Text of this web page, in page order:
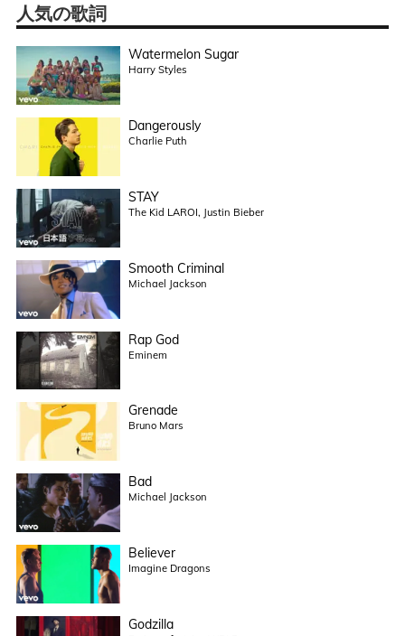
人気の歌詞
Watermelon Sugar
Harry Styles
Dangerously
Charlie Puth
STAY
The Kid LAROI, Justin Bieber
Smooth Criminal
Michael Jackson
Rap God
Eminem
Grenade
Bruno Mars
Bad
Michael Jackson
Believer
Imagine Dragons
Godzilla